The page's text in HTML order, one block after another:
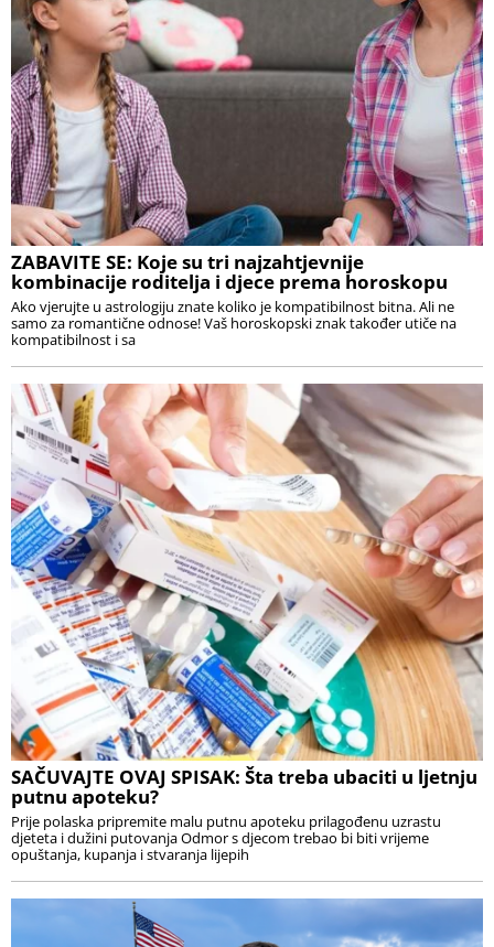
ZABAVITE SE: Koje su tri najzahtjevnije
kombinacije roditelja i djece prema horoskopu
Ako vjerujte u astrologiju znate koliko je kompatibilnost bitna. Ali ne
samo za romantične odnose! Vaš horoskopski znak također utiče na
kompatibilnost i sa
SAČUVAJTE OVAJ SPISAK: Šta treba ubaciti u ljetnju
putnu apoteku?
Prije polaska pripremite malu putnu apoteku prilagođenu uzrastu
djeteta i dužini putovanja Odmor s djecom trebao bi biti vrijeme
opuštanja, kupanja i stvaranja lijepih